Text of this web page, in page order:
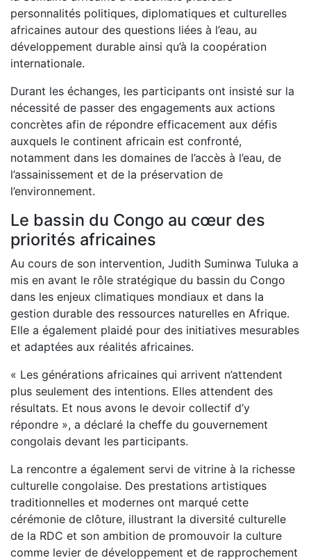
personnalités politiques, diplomatiques et culturelles
africaines autour des questions liées à l’eau, au
développement durable ainsi qu’à la coopération
internationale.
Durant les échanges, les participants ont insisté sur la
nécessité de passer des engagements aux actions
concrètes afin de répondre efficacement aux défis
auxquels le continent africain est confronté,
notamment dans les domaines de l’accès à l’eau, de
l’assainissement et de la préservation de
l’environnement.
Le bassin du Congo au cœur des
priorités africaines
Au cours de son intervention, Judith Suminwa Tuluka a
mis en avant le rôle stratégique du bassin du Congo
dans les enjeux climatiques mondiaux et dans la
gestion durable des ressources naturelles en Afrique.
Elle a également plaidé pour des initiatives mesurables
et adaptées aux réalités africaines.
« Les générations africaines qui arrivent n’attendent
plus seulement des intentions. Elles attendent des
résultats. Et nous avons le devoir collectif d’y
répondre », a déclaré la cheffe du gouvernement
congolais devant les participants.
La rencontre a également servi de vitrine à la richesse
culturelle congolaise. Des prestations artistiques
traditionnelles et modernes ont marqué cette
cérémonie de clôture, illustrant la diversité culturelle
de la RDC et son ambition de promouvoir la culture
comme levier de développement et de rapprochement